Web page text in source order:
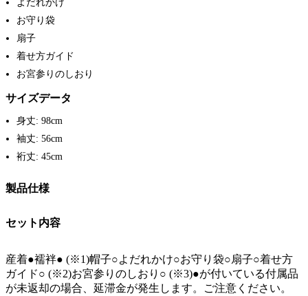
よだれかけ
お守り袋
扇子
着せ方ガイド
お宮参りのしおり
サイズデータ
身丈: 98cm
袖丈: 56cm
裄丈: 45cm
製品仕様
セット内容
産着●襦袢● (※1)帽子○よだれかけ○お守り袋○扇子○着せ方
ガイド○ (※2)お宮参りのしおり○ (※3)●が付いている付属品
が未返却の場合、延滞金が発生します。ご注意ください。